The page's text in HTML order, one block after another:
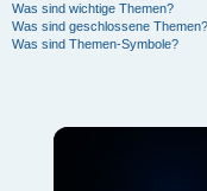
Was sind wichtige Themen?
Was sind geschlossene Themen?
Was sind Themen-Symbole?